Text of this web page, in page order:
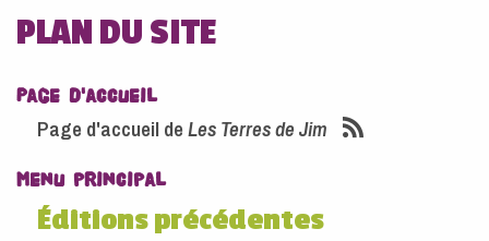
PLAN DU SITE
Page d'accueil
Page d'accueil deLes Terres de Jim
Menu principal
Éditions précédentes